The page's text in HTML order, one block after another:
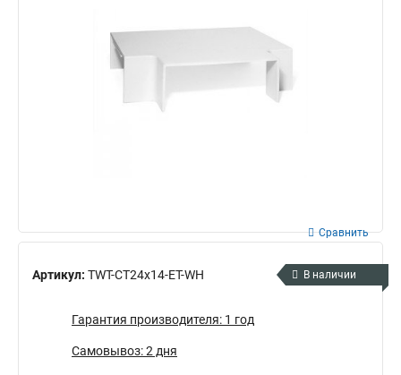
Артикул: TWT-CT24x14-ET-WH
Сравнить
В наличии
Гарантия производителя: 1 год
Самовывоз: 2 дня